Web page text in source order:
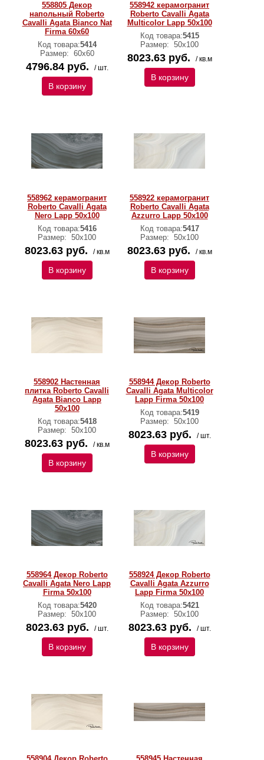
558805 Декор
напольный Roberto
Cavalli Agata Bianco Nat
Firma 60x60
Код товара:5414
Размер: 60х60
4796.84 руб. / шт.
В корзину
558942 керамогранит
Roberto Cavalli Agata
Multicolor Lapp 50x100
Код товара:5415
Размер: 50х100
8023.63 руб. / кв.м
В корзину
558962 керамогранит
Roberto Cavalli Agata
Nero Lapp 50x100
Код товара:5416
Размер: 50х100
8023.63 руб. / кв.м
В корзину
558922 керамогранит
Roberto Cavalli Agata
Azzurro Lapp 50x100
Код товара:5417
Размер: 50х100
8023.63 руб. / кв.м
В корзину
558902 Настенная
плитка Roberto Cavalli
Agata Bianco Lapp
50x100
Код товара:5418
Размер: 50х100
8023.63 руб. / кв.м
В корзину
558944 Декор Roberto
Cavalli Agata Multicolor
Lapp Firma 50x100
Код товара:5419
Размер: 50х100
8023.63 руб. / шт.
В корзину
558964 Декор Roberto
Cavalli Agata Nero Lapp
Firma 50x100
Код товара:5420
Размер: 50х100
8023.63 руб. / шт.
В корзину
558924 Декор Roberto
Cavalli Agata Azzurro
Lapp Firma 50x100
Код товара:5421
Размер: 50х100
8023.63 руб. / шт.
В корзину